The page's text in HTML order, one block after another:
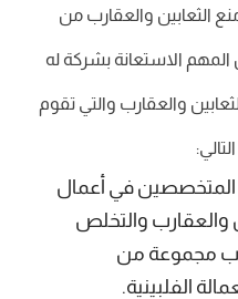
الثعابين والعقارب من
المهم الاستعانة بشركة له
والعقارب والتي تقوم
المتخصصين في أعمال
والعقارب والتخلص
مجموعة من
الفلبينية.